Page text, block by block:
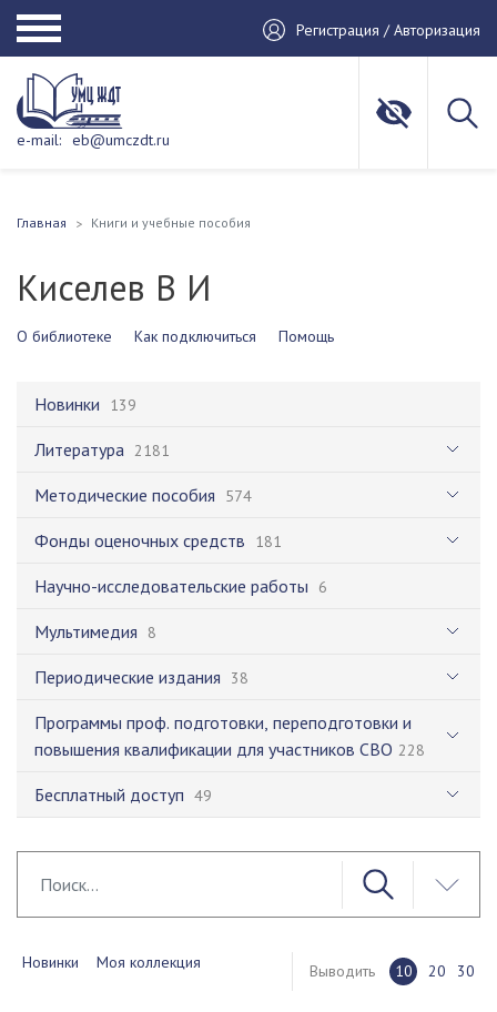
Регистрация / Авторизация
e-mail: eb@umczdt.ru
Главная Книги и учебные пособия
Киселев В И
О библиотеке Как подключиться Помощь
Новинки 139
Литература 2181
Методические пособия 574
Фонды оценочных средств 181
Научно-исследовательские работы 6
Мультимедия 8
Периодические издания 38
Программы проф. подготовки, переподготовки и
повышения квалификации для участников СВО 228
Бесплатный доступ 49
Новинки Моя коллекция Выводить 10 20 30